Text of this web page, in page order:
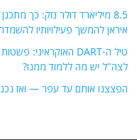
8.5 מיליארד דולר נזק: כך
איראן להמשך פעילויותיו
לצה"ל יש מה ללמוד ממנו?
הפצצנו אותם עד עפר — ואז